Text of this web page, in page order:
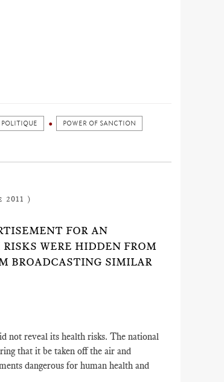
POLITIQUE POWER OF SANCTION
)
FOR AN
WERE HIDDEN FROM
BROADCASTING SIMILAR
not reveal its health risks. The national
that it be taken off the air and
dangerous for human health and